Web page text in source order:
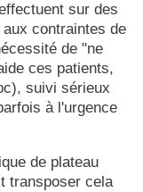
sur des
contraintes de
de "ne
ces patients,
suivi sérieux
à l'urgence
de plateau
transposer cela